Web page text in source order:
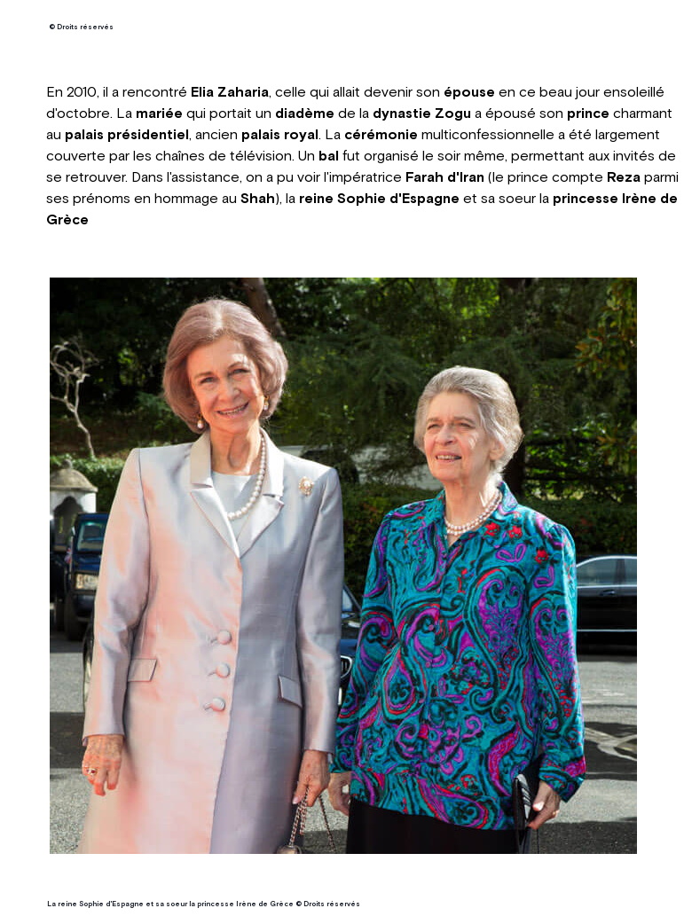
© Droits réservés
En 2010, il a rencontré Elia Zaharia, celle qui allait devenir son épouse en ce beau jour ensoleillé
d'octobre. La mariée qui portait un diadème de la dynastie Zogu a épousé son prince charmant
au palais présidentiel , ancien palais royal . La cérémonie multiconfessionnelle a été largement
couverte par les chaînes de télévision. Un bal fut organisé le soir même, permettant aux invités de
se retrouver. Dans l'assistance, on a pu voir l'impératrice Farah d'Iran (le prince compte Rezaparmi
ses prénoms en hommage au Shah), la reine Sophie d'Espagne et sa soeur la princesse Irène de
Grèce
La reine Sophie d'Espagne et sa soeur la princesse Irène de Grèce © Droits réservés